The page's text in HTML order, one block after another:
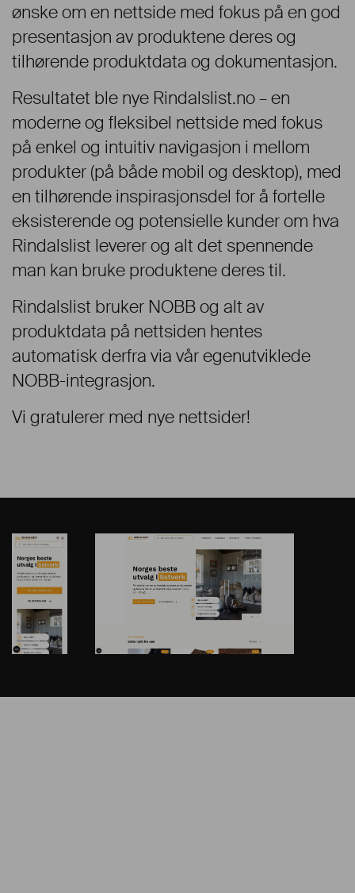
ønske om en nettside med fokus på en god
presentasjon av produktene deres og
tilhørende produktdata og dokumentasjon.
Resultatet ble nye Rindalslist.no – en
moderne og fleksibel nettside med fokus
på enkel og intuitiv navigasjon i mellom
produkter (på både mobil og desktop), med
en tilhørende inspirasjonsdel for å fortelle
eksisterende og potensielle kunder om hva
Rindalslist leverer og alt det spennende
man kan bruke produktene deres til.
Rindalslist bruker NOBB og alt av
produktdata på nettsiden hentes
automatisk derfra via vår egenutviklede
NOBB-integrasjon.
Vi gratulerer med nye nettsider!